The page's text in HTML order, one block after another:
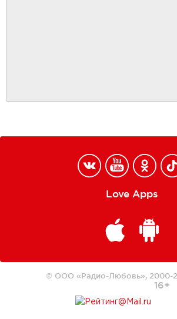
Love Apps
© ООО «Радио-Любовь», 2000-
16+